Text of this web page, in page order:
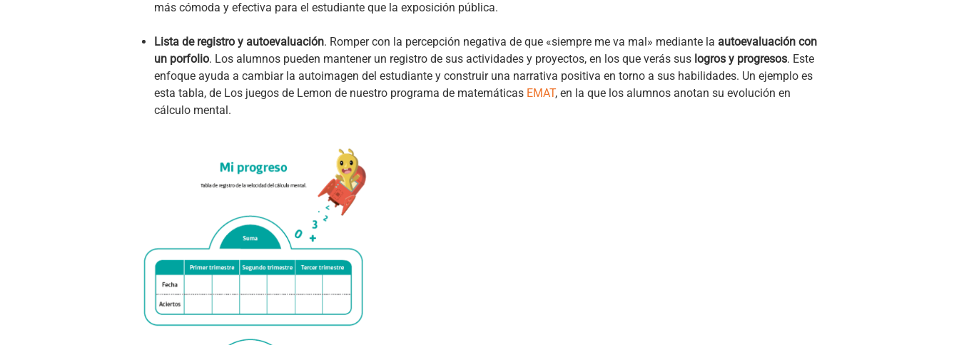
más cómoda y efectiva para el estudiante que la exposición pública.
Lista de registro y autoevaluación. Romper con la percepción negativa de que «siempre me va mal» mediante la autoevaluación con
un porfolio. Los alumnos pueden mantener un registro de sus actividades y proyectos, en los que verás sus logros y progresos. Este
enfoque ayuda a cambiar la autoimagen del estudiante y construir una narrativa positiva en torno a sus habilidades. Un ejemplo es
esta tabla, de Los juegos de Lemon de nuestro programa de matemáticas EMAT, en la que los alumnos anotan su evolución en
cálculo mental.